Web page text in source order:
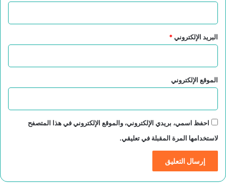
البريد الإلكتروني*
الموقع الإلكتروني
احفظ اسمي، بريدي الإلكتروني، والموقع الإلكتروني في هذا المتصفح
لاستخدامها المرة المقبلة في تعليقي.